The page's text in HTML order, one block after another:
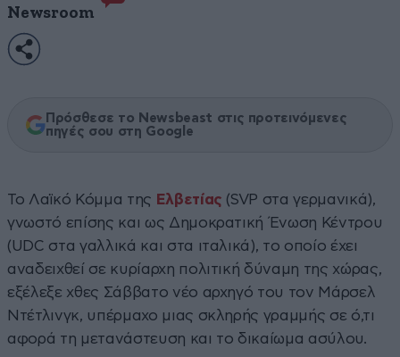
Newsroom
Πρόσθεσε το Newsbeast στις προτεινόμενες
πηγές σου στη Google
Το Λαϊκό Κόμμα της Ελβετίας (SVP στα γερμανικά),
γνωστό επίσης και ως Δημοκρατική Ένωση Κέντρου
(UDC στα γαλλικά και στα ιταλικά), το οποίο έχει
αναδειχθεί σε κυρίαρχη πολιτική δύναμη της χώρας,
εξέλεξε χθες Σάββατο νέο αρχηγό του τον Μάρσελ
Ντέτλινγκ, υπέρμαχο μιας σκληρής γραμμής σε ό,τι
αφορά τη μετανάστευση και το δικαίωμα ασύλου.